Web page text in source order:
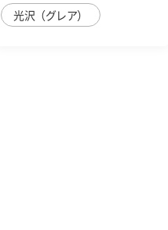
光沢（グレア）